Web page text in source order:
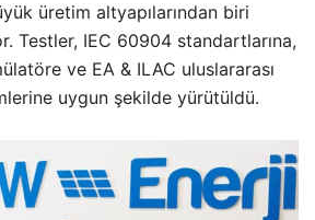
üretim altyapılarından biri
Testler, IEC 60904 standartlarına,
ve EA & ILAC uluslararası
uygun şekilde yürütüldü.